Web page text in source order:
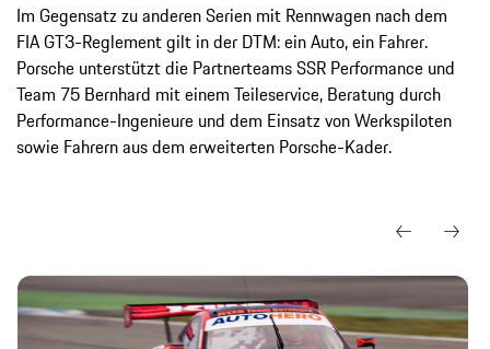
Im Gegensatz zu anderen Serien mit Rennwagen nach dem
FIA GT3-Reglement gilt in der DTM: ein Auto, ein Fahrer.
Porsche unterstützt die Partnerteams SSR Performance und
Team 75 Bernhard mit einem Teileservice, Beratung durch
Performance-Ingenieure und dem Einsatz von Werkspiloten
sowie Fahrern aus dem erweiterten Porsche-Kader.